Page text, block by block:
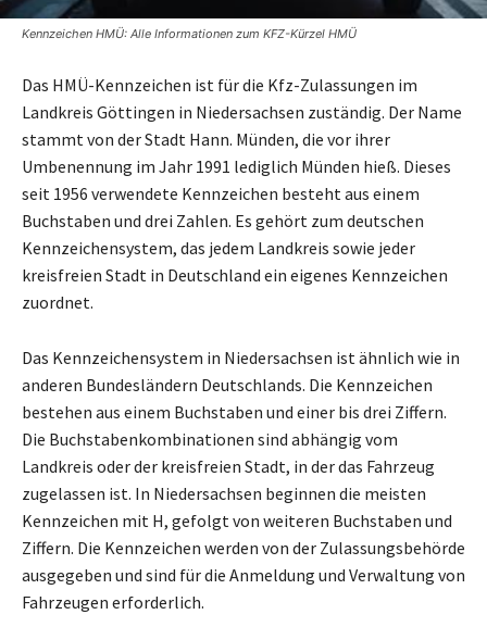
Kennzeichen HMÜ: Alle Informationen zum KFZ-Kürzel HMÜ
Das HMÜ-Kennzeichen ist für die Kfz-Zulassungen im
Landkreis Göttingen in Niedersachsen zuständig. Der Name
stammt von der Stadt Hann. Münden, die vor ihrer
Umbenennung im Jahr 1991 lediglich Münden hieß. Dieses
seit 1956 verwendete Kennzeichen besteht aus einem
Buchstaben und drei Zahlen. Es gehört zum deutschen
Kennzeichensystem, das jedem Landkreis sowie jeder
kreisfreien Stadt in Deutschland ein eigenes Kennzeichen
zuordnet.
Das Kennzeichensystem in Niedersachsen ist ähnlich wie in
anderen Bundesländern Deutschlands. Die Kennzeichen
bestehen aus einem Buchstaben und einer bis drei Ziffern.
Die Buchstabenkombinationen sind abhängig vom
Landkreis oder der kreisfreien Stadt, in der das Fahrzeug
zugelassen ist. In Niedersachsen beginnen die meisten
Kennzeichen mit H, gefolgt von weiteren Buchstaben und
Ziffern. Die Kennzeichen werden von der Zulassungsbehörde
ausgegeben und sind für die Anmeldung und Verwaltung von
Fahrzeugen erforderlich.